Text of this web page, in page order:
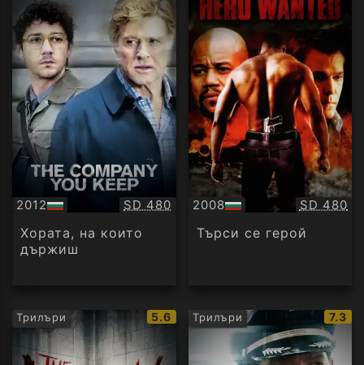
2012
БГ
аудио
Качество:
SD 480
Хората, на които
държиш
2008
БГ
аудио
SD 480
Търси се герой
Трилъри
IMDb
рейтинг:
5.6 Трилъри
IMDb
7.3